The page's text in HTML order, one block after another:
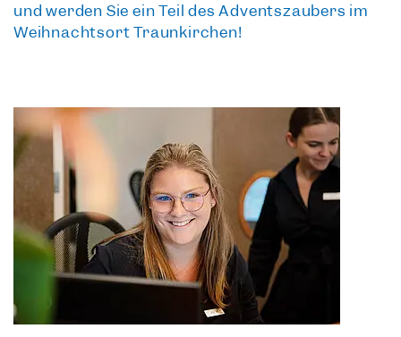
und werden Sie ein Teil des Adventszaubers im
Weihnachtsort Traunkirchen!